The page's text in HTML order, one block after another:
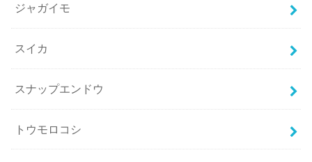
ジャガイモ
スイカ
スナップエンドウ
トウモロコシ